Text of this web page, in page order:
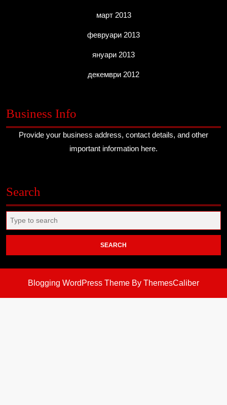
март 2013
февруари 2013
януари 2013
декември 2012
Business Info
Provide your business address, contact details, and other
important information here.
Search
for:
Blogging WordPress Theme By ThemesCaliber